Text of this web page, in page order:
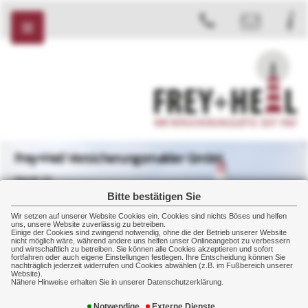
Bitte bestätigen Sie
Wir setzen auf unserer Website Cookies ein. Cookies sind nichts Böses und helfen
uns, unsere Website zuverlässig zu betreiben.
Einige der Cookies sind zwingend notwendig, ohne die der Betrieb unserer Website
nicht möglich wäre, während andere uns helfen unser Onlineangebot zu verbessern
und wirtschaftlich zu betreiben. Sie können alle Cookies akzeptieren und sofort
fortfahren oder auch eigene Einstellungen festlegen. Ihre Entscheidung können Sie
nachträglich jederzeit widerrufen und Cookies abwählen (z.B. im Fußbereich unserer
Website).
Nähere Hinweise erhalten Sie in unserer Datenschutzerklärung.
Frey+Heil Versicherungsmakler GmbH
Markt 32
+49 3761 2007
+49 3761 2008
Gewerbe Sachversicherung Transportversicherung